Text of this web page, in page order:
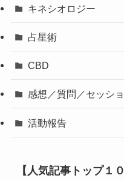
キネシオロジー
占星術
CBD
感想／質問／セッシ
活動報告
【人気記事トップ１